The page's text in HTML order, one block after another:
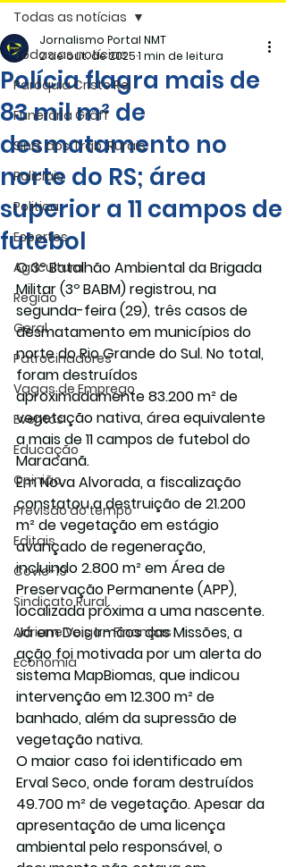
Todas as notícias
Paróquia Cristo Rei
Funerária Gräff
Sind. dos Trab. Rurais
Policiais
Politica
Esportes
Agricultura
Região
Geral
Patrocinadores
Vagas de Emprego
Eventos
Educação
Opinião
Previsão do tempo
Editais
Covic-19
Sindicato Rural
Adriane Veiga - Finanças
Economia
Todas as notícias
Polícia flagra mais de
83 mil m² de
desmatamento no
norte do RS; área
superior a 11 campos de
futebol
Jornalismo Portal NMT
2 de out. de 20251 min de leitura
O 3º Batalhão Ambiental da Brigada
Militar (3º BABM) registrou, na
segunda-feira (29), três casos de
desmatamento em municípios do
norte do Rio Grande do Sul. No total,
foram destruídos
aproximadamente 83.200 m² de
vegetação nativa, área equivalente
a mais de 11 campos de futebol do
Maracanã.
Em Nova Alvorada, a fiscalização
constatou a destruição de 21.200
m² de vegetação em estágio
avançado de regeneração,
incluindo 2.800 m² em Área de
Preservação Permanente (APP),
localizada próxima a uma nascente.
Já em Dois Irmãos das Missões, a
ação foi motivada por um alerta do
sistema MapBiomas, que indicou
intervenção em 12.300 m² de
banhado, além da supressão de
vegetação nativa.
O maior caso foi identificado em
Erval Seco, onde foram destruídos
49.700 m² de vegetação. Apesar da
apresentação de uma licença
ambiental pelo responsável, o